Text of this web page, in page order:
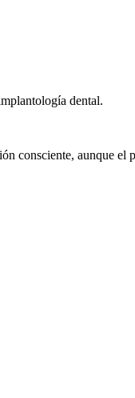
dental.
consciente, aunque el